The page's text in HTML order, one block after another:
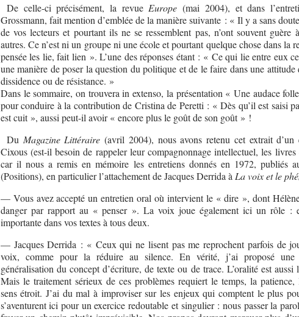
De celle-ci précisément, la revue Europe (mai 2004), et dans
Grossmann, fait mention d’emblée de la manière suivante : « Il y a sans
de vos lecteurs et pourtant ils ne se ressemblent pas, n’ont souvent guère
autres. Ce n’est ni un groupe ni une école et pourtant quelque chose dans la
pensée les lie, fait lien ». L’une des réponses étant : « Ce qui lie entre eux
une manière de poser la question du politique et de le faire dans une
dissidence ou de résistance. »
Dans le sommaire, on trouvera in extenso, la présentation « Une audace
pour conduire à la contribution de Cristina de Peretti : « Dès qu’il est saisi
est cuit », aussi peut-il avoir « encore plus le goût de son goût » !
Du Magazine Littéraire (avril 2004), nous avons retenu cet extrait d’un
Cixous (est-il besoin de rappeler leur compagnonnage intellectuel, les
car il nous a remis en mémoire les entretiens donnés en 1972, publiés
(Positions), en particulier l’attachement de Jacques Derrida à La voix et le
— Vous avez accepté un entretien oral où intervient le « dire », dont
danger par rapport au « penser ». La voix joue également ici un rôle :
importante dans vos textes à tous deux.
— Jacques Derrida : « Ceux qui ne lisent pas me reprochent parfois de
voix, comme pour la réduire au silence. En vérité, j’ai proposé une
généralisation du concept d’écriture, de texte ou de trace. L’oralité est aussi
Mais le traitement sérieux de ces problèmes requiert le temps, la
sens étroit. J’ai du mal à improviser sur les enjeux qui comptent le plus
s’aventurent ici pour un exercice redoutable et singulier : nous passer la